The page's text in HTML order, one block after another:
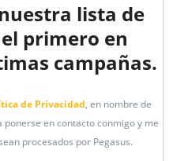
lista de
primero en
campañas.
de Privacidad, en nombre de
ponerse en contacto conmigo y me
procesados por Pegasus.